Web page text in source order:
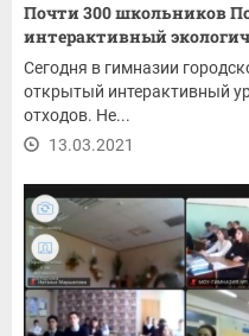
Почти 300 школьников
интерактивный
Сегодня в гимназии
открытый интерактивный
отходов. Не...
13.03.2021